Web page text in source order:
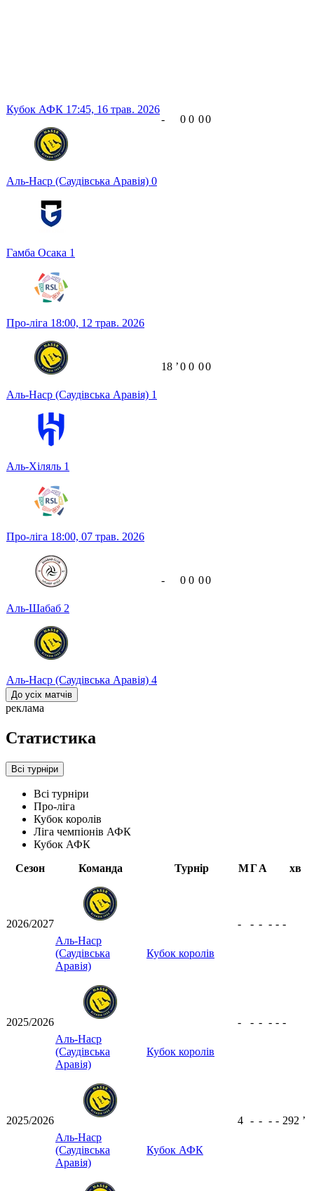
Кубок АФК 17:45, 16 трав. 2026
Аль-Наср (Саудівська Аравія) 0
Гамба Осака 1
- 0 0 00
Про-ліга 18:00, 12 трав. 2026
Аль-Наср (Саудівська Аравія) 1
Аль-Хіляль 1
18 ʼ0 0 00
Про-ліга 18:00, 07 трав. 2026
Аль-Шабаб 2
Аль-Наср (Саудівська Аравія) 4
- 0 0 00
До усіх матчів
реклама
Статистика
Всі турніри
Всі турніри
Про-ліга
Кубок королів
Ліга чемпіонів АФК
Кубок АФК
Сезон
Команда Турнір МГА хв
2026/2027
Аль-Наср
(Саудівська
Аравія)
Кубок королів
- - - - - -
2025/2026
Аль-Наср
(Саудівська
Аравія)
Кубок королів
- - - - - -
2025/2026
Аль-Наср
(Саудівська
Аравія)
Кубок АФК
4 - - - - 292 ʼ